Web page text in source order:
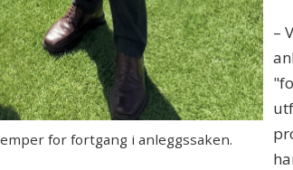
for fortgang i anleggssaken.
–